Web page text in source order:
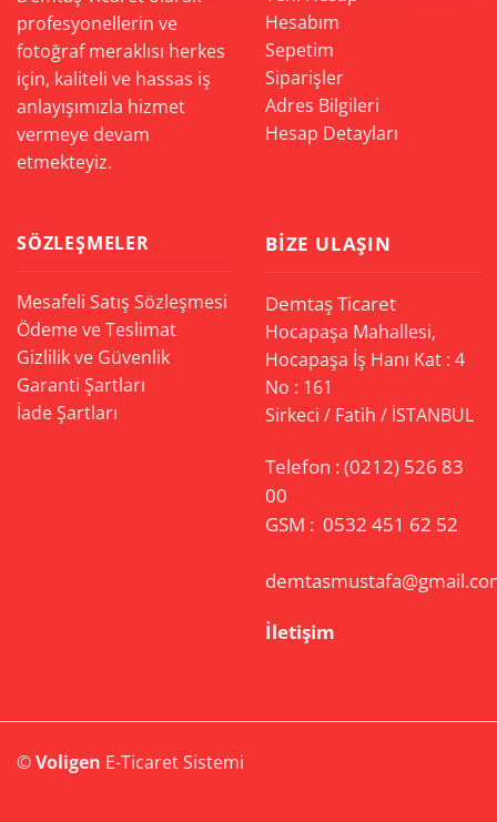
profesyonellerin ve
fotoğraf meraklısı herkes
için, kaliteli ve hassas iş
anlayışımızla hizmet
vermeye devam
etmekteyiz.
Hesabım
Sepetim
Siparişler
Adres Bilgileri
Hesap Detayları
SÖZLEŞMELER
Mesafeli Satış Sözleşmesi
Ödeme ve Teslimat
Gizlilik ve Güvenlik
Garanti Şartları
İade Şartları
BIZE ULAŞIN
Demtaş Ticaret
Hocapaşa Mahallesi,
Hocapaşa İş Hanı Kat : 4
No : 161
Sirkeci / Fatih / İSTANBUL
Telefon :(0212) 526 83
00
GSM : 0532 451 62 52
İletişim
©Voligen E-Ticaret Sistemi